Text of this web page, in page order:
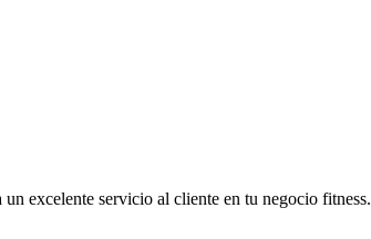
excelente servicio al cliente en tu negocio fitness.